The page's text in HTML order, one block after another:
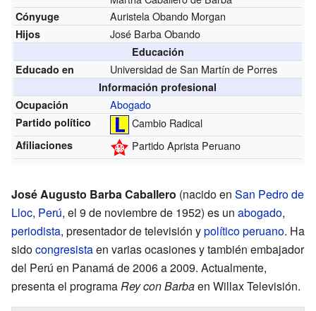
Cónyuge Auristela Obando Morgan
Hijos José Barba Obando
Educación
Educado en
Universidad de San Martín de Porres
Información profesional
Ocupación
Abogado
Partido político Cambio Radical
Afiliaciones Partido Aprista Peruano
José Augusto Barba Caballero (nacido en San Pedro de
Lloc, Perú, el 9 de noviembre de 1952) es un abogado,
periodista, presentador de televisión ypolíticoperuano. Ha
sidocongresistaen varias ocasiones y también embajador
del Perú en Panamá de 2006 a 2009. Actualmente,
presenta el programaRey con Barbaen Willax Televisión.